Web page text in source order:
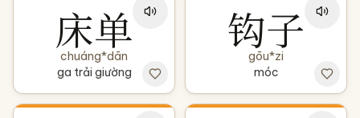
床单
chuáng*dān
ga trải giường
钩子
gōu*zi
móc